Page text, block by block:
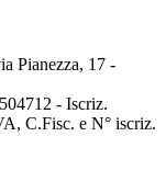
Pianezza, 17 -
- Iscriz.
C.Fisc. e N° iscriz.